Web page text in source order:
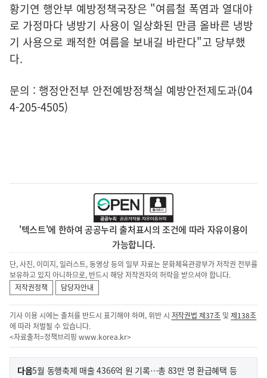
황기연 행안부 예방정책국장은 "여름철 폭염과 열대야
로 가정마다 냉방기 사용이 일상화된 만큼 올바른 냉방
기 사용으로 쾌적한 여름을 보내길 바란다"고 당부했
다.
문의 : 행정안전부 안전예방정책실 예방안전제도과(04
4-205-4505)
'텍스트'에 한하여 공공누리 출처표시의 조건에 따라 자유이용이
가능합니다.
단, 사진, 이미지, 일러스트, 동영상 등의 일부 자료는 문화체육관광부가 저작권 전부를
보유하고 있지 아니하므로, 반드시 해당 저작권자의 허락을 받으셔야 합니다.
저작권정책
담당자안내
기사 이용 시에는 출처를 반드시 표기해야 하며, 위반 시 저작권법 제37조 및제138조
에 따라 처벌될 수 있습니다.
<자료출처=정책브리핑 www.korea.kr>
이다음기
5월 동행축제 매출 4366억 원 기록…총 83만 명 환급혜택 등